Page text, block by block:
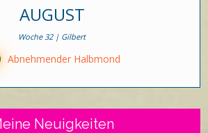
AUGUST
Woche 32 | Gilbert
Abnehmender Halbmond
Neuigkeiten